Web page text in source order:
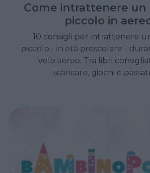
Come intrattenere un
piccolo in
10 consigli per intrattenere
piccolo - in età prescolare -
volo aereo. Tra libri
scaricare, giochi e